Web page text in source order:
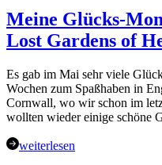
Liebe,
Hoffnung
und
Wünsche
Meine Glücks-
Lost Gardens of
Es gab im Mai sehr viele
Wochen zum Spaßhaben in
Cornwall, wo wir schon im
wollten wieder einige schöne
weiterlesen